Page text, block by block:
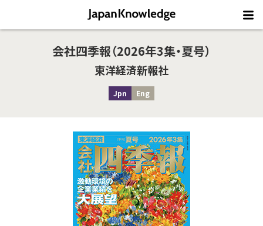
会社四季報（2026年3集・夏号）
東洋経済新報社
Jpn Eng